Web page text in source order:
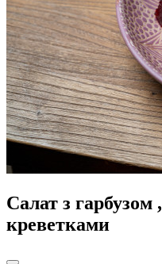
Салат з
креветками